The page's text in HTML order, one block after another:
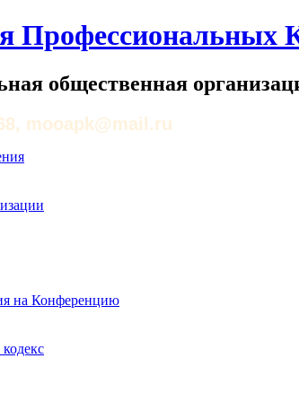
Профессиональных
общественная
mooapk@mail.ru
на Конференцию